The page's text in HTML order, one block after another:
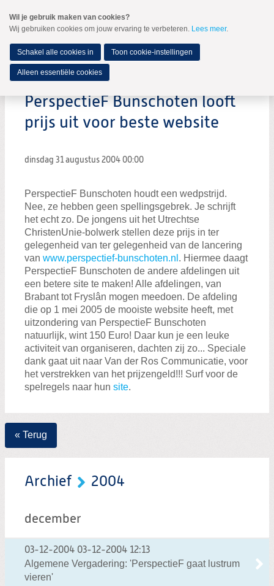
naar
Spring
de
inhoud
Spring
naar
hoofdmenu
MENU
Zoeken
PerspectieF Bunschoten looft
prijs uit voor beste website
dinsdag 31 augustus 2004 00:00
PerspectieF Bunschoten houdt een wedpstrijd.
Nee, ze hebben geen spellingsgebrek. Je schrijft
het echt zo. De jongens uit het Utrechtse
ChristenUnie-bolwerk stellen deze prijs in ter
gelegenheid van ter gelegenheid van de lancering
van www.perspectief-bunschoten.nl . Hiermee daagt
PerspectieF Bunschoten de andere afdelingen uit
een betere site te maken! Alle afdelingen, van
Brabant tot Fryslân mogen meedoen. De afdeling
die op 1 mei 2005 de mooiste website heeft, met
uitzondering van PerspectieF Bunschoten
natuurlijk, wint 150 Euro! Daar kun je een leuke
activiteit van organiseren, dachten zij zo... Speciale
dank gaat uit naar Van der Ros Communicatie, voor
het verstrekken van het prijzengeld!!! Surf voor de
spelregels naar hun site.
« Terug
Archief 2004
december
03-12-2004 03-12-2004 12:13
Algemene Vergadering: 'PerspectieF gaat lustrum
vieren'
Wil je gebruik maken van cookies?
Wij gebruiken cookies om jouw ervaring te verbeteren. Lees meer.
Schakel alle cookies in Toon cookie-instellingen
Alleen essentiële cookies